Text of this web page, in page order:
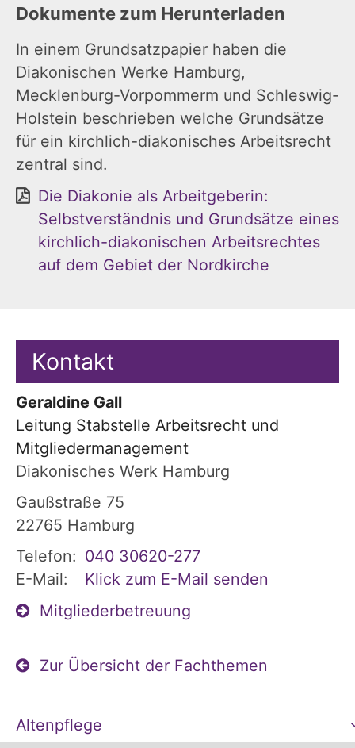
Dokumente zum Herunterladen
In einem Grundsatzpapier haben die
Diakonischen Werke Hamburg,
Mecklenburg-Vorpommerm und Schleswig-
Holstein beschrieben welche Grundsätze
für ein kirchlich-diakonisches Arbeitsrecht
zentral sind.
Die Diakonie als Arbeitgeberin:
Selbstverständnis und Grundsätze eines
kirchlich-diakonischen Arbeitsrechtes
auf dem Gebiet der Nordkirche
Kontakt
Geraldine Gall
Leitung Stabstelle Arbeitsrecht und
Mitgliedermanagement
Diakonisches Werk Hamburg
Gaußstraße 75
22765 Hamburg
Telefon: 040 30620-277
E-Mail:
Klick zum E-Mail senden
Mitgliederbetreuung
Zur Übersicht der Fachthemen
Altenpflege